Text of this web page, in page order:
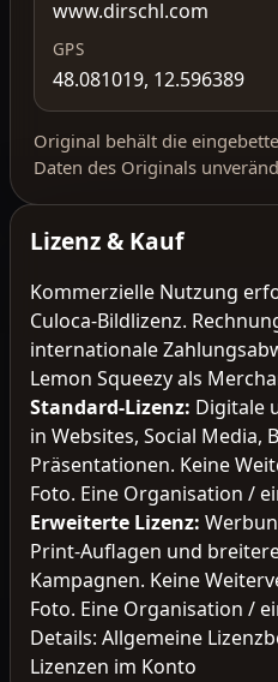
www.dirschl.com
GPS
48.081019, 12.596389
Original behält die
Daten des Originals
Lizenz & Kauf
Kommerzielle Nutzung
Culoca-Bildlizenz.
internationale
Lemon Squeezy als
Standard-Lizenz: Digitale
in Websites, Social Media,
Präsentationen. Keine
Foto. Eine Organisation /
Erweiterte Lizenz:
Print-Auflagen und
Kampagnen. Keine
Foto. Eine Organisation /
Details: Allgemeine
Lizenzen im Konto